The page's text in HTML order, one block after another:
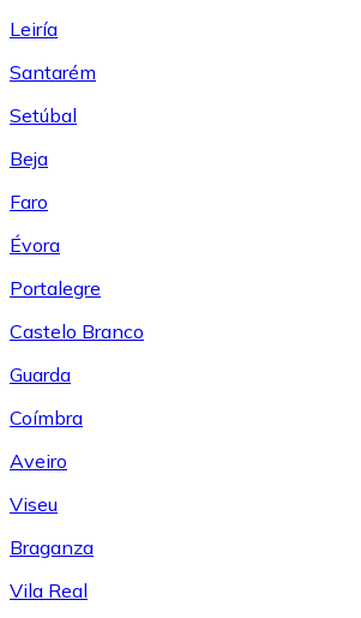
Leiría
Santarém
Setúbal
Beja
Faro
Évora
Portalegre
Castelo Branco
Guarda
Coímbra
Aveiro
Viseu
Braganza
Vila Real